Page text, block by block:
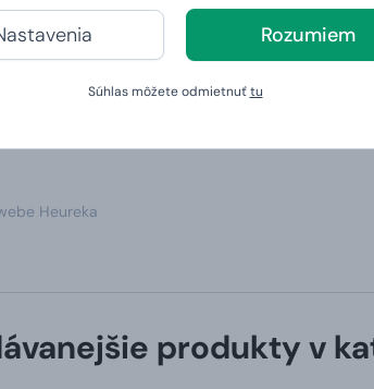
Rozumiem
Súhlas môžete odmietnuťtu
farmárskou produkciu bez zbytočnej
a výrazný rozmarín, ktorý jemne
Heureka
produkty v